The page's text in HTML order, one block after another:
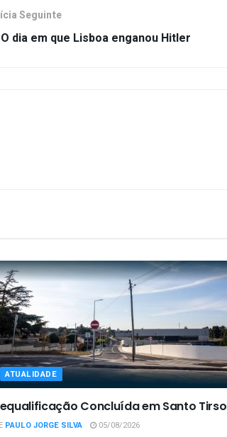
Seguinte
O dia em que Lisboa enganou Hitler
ATUALIDADE
Concluída em Santo Tirso
PAULO JORGE SILVA 05/08/2026